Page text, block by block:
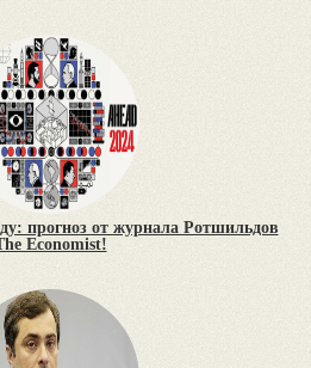
прогноз от журнала Ротшильдов
Economist!